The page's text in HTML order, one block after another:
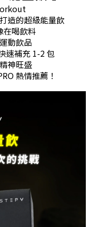
造的超級能量飲
在喝飲料
動飲品
速補充 1-2 包
神旺盛
熱情推薦！